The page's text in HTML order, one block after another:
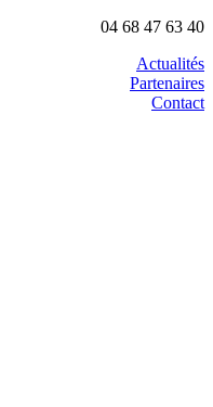
04 68 47 63 40
Actualités
Partenaires
Contact